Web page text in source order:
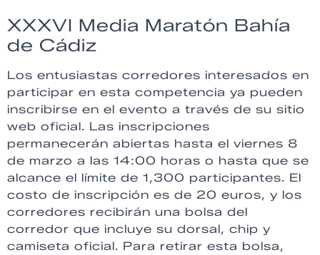
XXXVI Media Maratón Bahía
de Cádiz
Los entusiastas corredores interesados en
participar en esta competencia ya pueden
inscribirse en el evento a través de su sitio
web oficial. Las inscripciones
permanecerán abiertas hasta el viernes 8
de marzo a las 14:00 horas o hasta que se
alcance el límite de 1,300 participantes. El
costo de inscripción es de 20 euros, y los
corredores recibirán una bolsa del
corredor que incluye su dorsal, chip y
camiseta oficial. Para retirar esta bolsa,